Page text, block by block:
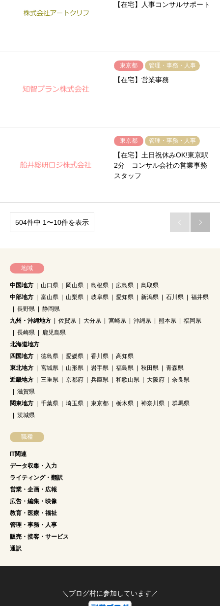
【在宅】人事コンサルサポート
東京都 管理・事務・人事
【在宅】営業事務
東京都 管理・事務・人事
【在宅】土日祝休みOK!東京駅
2分 コンサル会社の営業事務
スタッフ
504件中 1〜10件を表示  
地域
中国地方 山口県 岡山県 島根県 広島県
鳥取県
中部地方
富山県 山梨県 岐阜県 愛知県 新潟県 石川県
福井県
長野県
静岡県
九州・沖縄地方
佐賀県 大分県 宮崎県 沖縄県 熊本県
福岡県
長崎県
鹿児島県
北海道地方
四国地方
徳島県 愛媛県 香川県
高知県
東北地方
宮城県 山形県 岩手県 福島県 秋田県
青森県
近畿地方
三重県 京都府 兵庫県 和歌山県 大阪府
奈良県
滋賀県
関東地方
千葉県 埼玉県 東京都 栃木県 神奈川県
群馬県
茨城県
職種
IT関連
データ収集・入力
ライティング・翻訳
営業・企画・広報
広告・編集・映像
教育・医療・福祉
管理・事務・人事
販売・接客・サービス
通訳
＼ブログ村に参加しています／